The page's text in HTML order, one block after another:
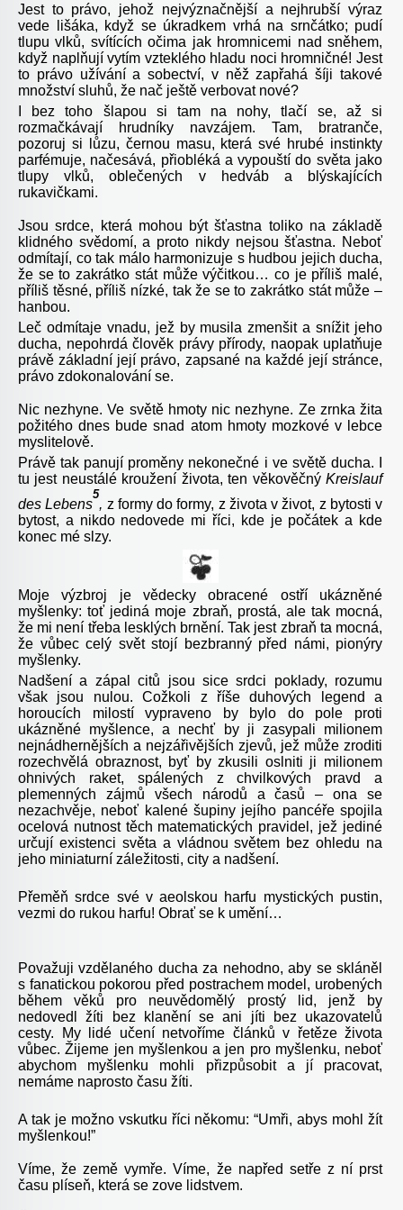
Jest to právo, jehož nejvýznačnější a nejhrubší výraz
vede lišáka, když se úkradkem vrhá na srnčátko; pudí
tlupu vlků, svítících očima jak hromnicemi nad sněhem,
když naplňují vytím vzteklého hladu noci hromničné! Jest
to právo užívání a sobectví, v něž zapřahá šíji takové
množství sluhů, že nač ještě verbovat nové?
I bez toho šlapou si tam na nohy, tlačí se, až si
rozmačkávají hrudníky navzájem. Tam, bratranče,
pozoruj si lůzu, černou masu, která své hrubé instinkty
parfémuje, načesává, přiobléká a vypouští do světa jako
tlupy vlků, oblečených v hedváb a blýskajících
rukavičkami.
Jsou srdce, která mohou být šťastna toliko na základě
klidného svědomí, a proto nikdy nejsou šťastna. Neboť
odmítají, co tak málo harmonizuje s hudbou jejich ducha,
že se to zakrátko stát může výčitkou… co je příliš malé,
příliš těsné, příliš nízké, tak že se to zakrátko stát může –
hanbou.
Leč odmítaje vnadu, jež by musila zmenšit a snížit jeho
ducha, nepohrdá člověk právy přírody, naopak uplatňuje
právě základní její právo, zapsané na každé její stránce,
právo zdokonalování se.
Nic nezhyne. Ve světě hmoty nic nezhyne. Ze zrnka žita
požitého dnes bude snad atom hmoty mozkové v lebce
myslitelově.
Právě tak panují proměny nekonečné i ve světě ducha. I
tu jest neustálé kroužení života, ten věkověčný Kreislauf
des Lebens
5
, z formy do formy, z života v život, z bytosti v
bytost, a nikdo nedovede mi říci, kde je počátek a kde
konec mé slzy.
Moje výzbroj je vědecky obracené ostří ukázněné
myšlenky: toť jediná moje zbraň, prostá, ale tak mocná,
že mi není třeba lesklých brnění. Tak jest zbraň ta mocná,
že vůbec celý svět stojí bezbranný před námi, pionýry
myšlenky.
Nadšení a zápal citů jsou sice srdci poklady, rozumu
však jsou nulou. Cožkoli z říše duhových legend a
horoucích milostí vypraveno by bylo do pole proti
ukázněné myšlence, a nechť by ji zasypali milionem
nejnádhernějších a nejzářivějších zjevů, jež může zroditi
rozechvělá obraznost, byť by zkusili oslniti ji milionem
ohnivých raket, spálených z chvilkových pravd a
plemenných zájmů všech národů a časů – ona se
nezachvěje, neboť kalené šupiny jejího pancéře spojila
ocelová nutnost těch matematických pravidel, jež jediné
určují existenci světa a vládnou světem bez ohledu na
jeho miniaturní záležitosti, city a nadšení.
Přeměň srdce své v aeolskou harfu mystických pustin,
vezmi do rukou harfu! Obrať se k umění…
Považuji vzdělaného ducha za nehodno, aby se skláněl
s fanatickou pokorou před postrachem model, urobených
během věků pro neuvědomělý prostý lid, jenž by
nedovedl žíti bez klanění se ani jíti bez ukazovatelů
cesty.
My lidé učení netvoříme článků v řetěze života
vůbec. Žijeme jen myšlenkou a jen pro myšlenku, neboť
abychom myšlenku mohli přizpůsobit a jí pracovat,
nemáme naprosto času žíti.
A tak je možno vskutku říci někomu: “Umři, abys mohl žít
myšlenkou!”
Víme, že země vymře. Víme, že napřed setře z ní prst
času plíseň, která se zove lidstvem.